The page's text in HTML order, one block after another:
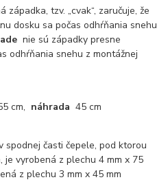
západka, tzv. „cvak“, zaručuje, že
dosku sa počas odhŕňania snehu
nie sú západky presne
odhŕňania snehu z montážnej
cm, náhrada 45 cm
spodnej časti čepele, pod ktorou
je vyrobená z plechu 4 mm x 75
z plechu 3 mm x 45 mm